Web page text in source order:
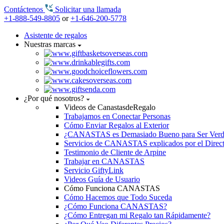
Contáctenos
Solicitar una llamada
+1-888-549-8805 or+1-646-200-5778
Asistente de regalos
Nuestras marcas
¿Por qué nosotros?
Videos de CanastasdeRegalo
Trabajamos en Conectar Personas
Cómo Enviar Regalos al Exterior
¿CANASTAS es Demasiado Bueno para Ser
Servicios de CANASTAS explicados por el
Testimonio de Cliente de Arpine
Trabajar en CANASTAS
Servicio GiftyLink
Videos Guía de Usuario
Cómo Funciona CANASTAS
Cómo Hacemos que Todo Suceda
¿Cómo Funciona CANASTAS?
¿Cómo Entregan mi Regalo tan Rápidamente?